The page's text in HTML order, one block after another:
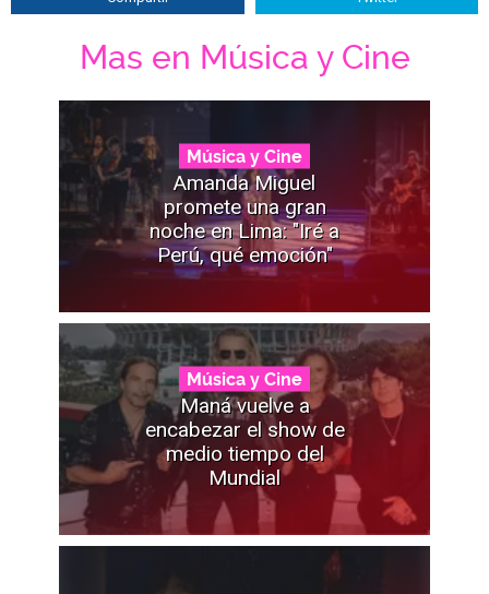
Mas en Música y Cine
Música y Cine
Amanda Miguel
promete una gran
noche en Lima: "Iré a
Perú, qué emoción"
Música y Cine
Maná vuelve a
encabezar el show de
medio tiempo del
Mundial